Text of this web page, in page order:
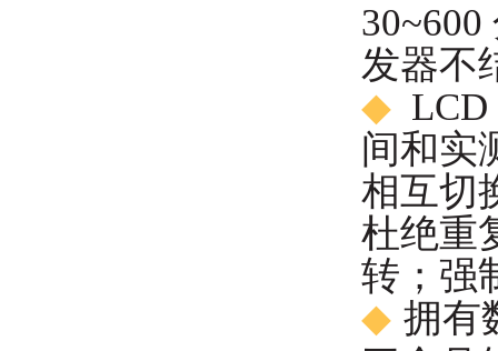
发器不
◆ L
间和实
相互切
杜绝重
转；强
◆ 拥有